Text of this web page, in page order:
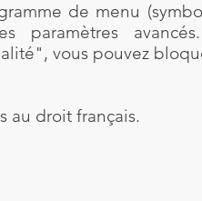
de menu
paramètres
vous pouvez
au droit français.